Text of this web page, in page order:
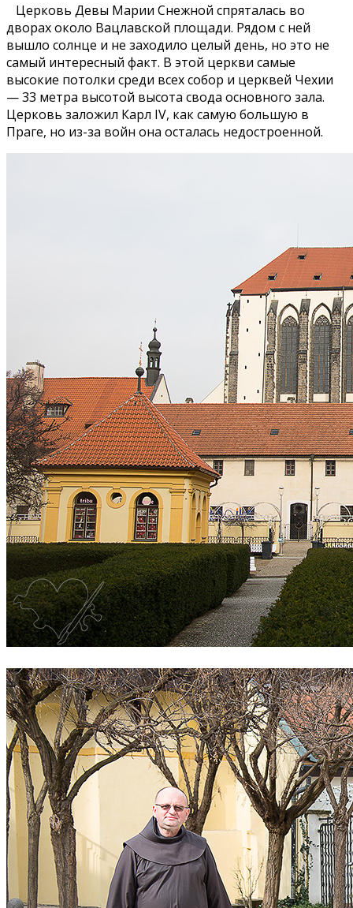
Церковь Девы Марии Снежной спряталась во
дворах около Вацлавской площади. Рядом с ней
вышло солнце и не заходило целый день, но это не
самый интересный факт. В этой церкви самые
высокие потолки среди всех собор и церквей Чехии
— 33 метра высотой высота свода основного зала.
Церковь заложил Карл IV, как самую большую в
Праге, но из-за войн она осталась недостроенной.